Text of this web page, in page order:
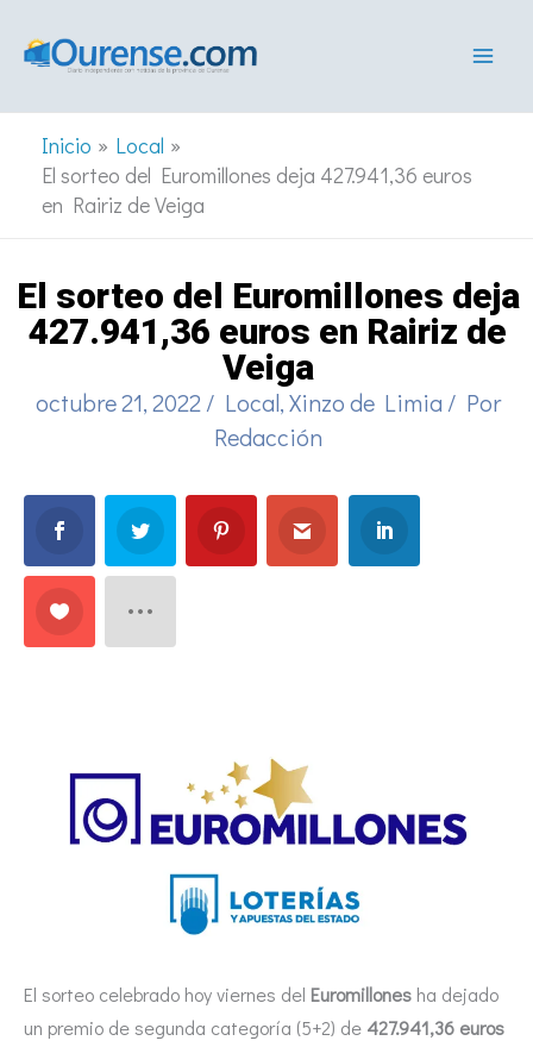
Inicio
Local
El sorteo del Euromillones deja 427.941,36 euros
en Rairiz de Veiga
El sorteo del Euromillones deja
427.941,36 euros en Rairiz de
Veiga
octubre 21, 2022 / Local,Xinzo de Limia / Por
Redacción
El sorteo celebrado hoy viernes del Euromillones ha dejado
un premio de segunda categoría (5+2) de 427.941,36 euros